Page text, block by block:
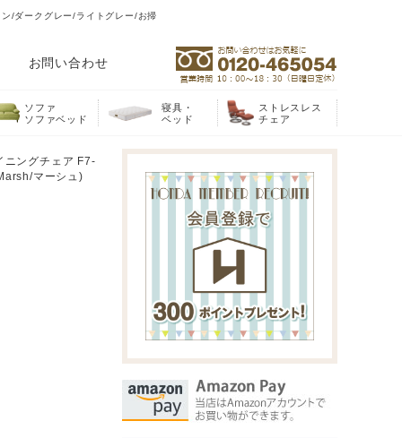
/ダークグレー/ライトグレー/お掃
お問い合わせ
ソファ
ソファベッド
寝具・
ベッド
ストレスレス
チェア
ニングチェア F7-
マーシュ)